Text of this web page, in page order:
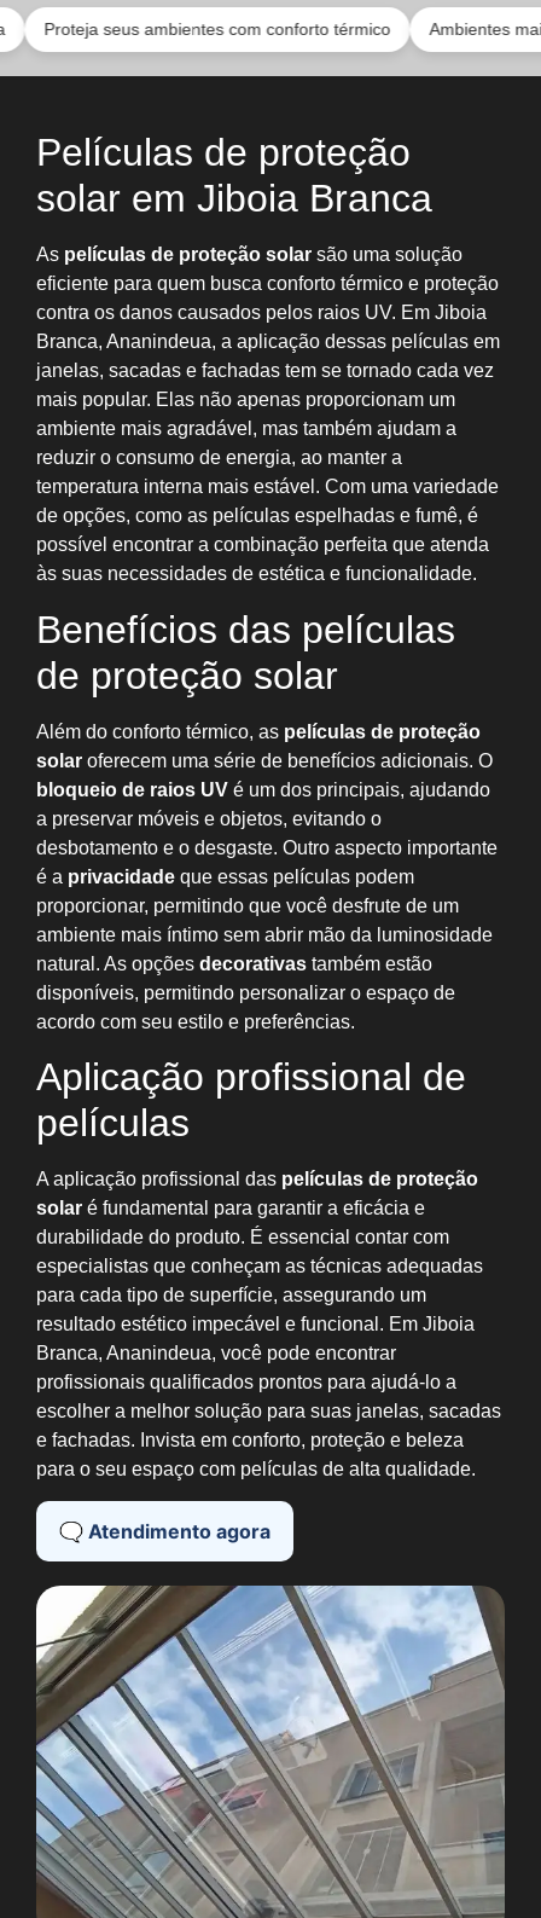
seus ambientes com conforto térmico Ambientes mais
Películas de proteção
solar em Jiboia Branca
As películas de proteção solar são uma solução
eficiente para quem busca conforto térmico e proteção
contra os danos causados pelos raios UV. Em Jiboia
Branca, Ananindeua, a aplicação dessas películas em
janelas, sacadas e fachadas tem se tornado cada vez
mais popular. Elas não apenas proporcionam um
ambiente mais agradável, mas também ajudam a
reduzir o consumo de energia, ao manter a
temperatura interna mais estável. Com uma variedade
de opções, como as películas espelhadas e fumê, é
possível encontrar a combinação perfeita que atenda
às suas necessidades de estética e funcionalidade.
Benefícios das películas
de proteção solar
Além do conforto térmico, as películas de proteção
solar oferecem uma série de benefícios adicionais. O
bloqueio de raios UV é um dos principais, ajudando
a preservar móveis e objetos, evitando o
desbotamento e o desgaste. Outro aspecto importante
é a privacidade que essas películas podem
proporcionar, permitindo que você desfrute de um
ambiente mais íntimo sem abrir mão da luminosidade
natural. As opções decorativas também estão
disponíveis, permitindo personalizar o espaço de
acordo com seu estilo e preferências.
Aplicação profissional de
películas
A aplicação profissional das películas de proteção
solar é fundamental para garantir a eficácia e
durabilidade do produto. É essencial contar com
especialistas que conheçam as técnicas adequadas
para cada tipo de superfície, assegurando um
resultado estético impecável e funcional. Em Jiboia
Branca, Ananindeua, você pode encontrar
profissionais qualificados prontos para ajudá-lo a
escolher a melhor solução para suas janelas, sacadas
e fachadas. Invista em conforto, proteção e beleza
para o seu espaço com películas de alta qualidade.
🗨️ Atendimento agora